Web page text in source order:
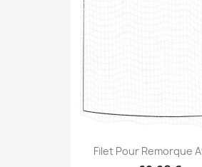
Filet Pour Remorque